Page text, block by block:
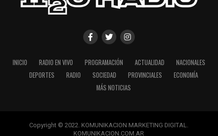
INICIO RADIO EN VIVO PROGRAMACIÓN ACTUALIDAD
NACIONALES
DEPORTES
RADIO SOCIEDAD PROVINCIALES
ECONOMÍA
MÁS NOTICIAS
Copyright © 2022. KOMUNIKACION MARKETING DIGITAL.
KOMUNIKACION.COM.AR